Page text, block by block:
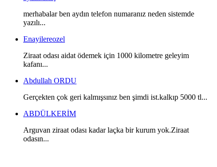
merhabalar ben aydın telefon numaranız neden sistemde
yazılı...
Enayilereozel
Ziraat odası aidat ödemek için 1000 kilometre geleyim
kafanı...
Abdullah ORDU
Gerçekten çok geri kalmışsınız ben şimdi ist.kalkıp 5000 tl...
ABDÜLKERİM
Arguvan ziraat odası kadar laçka bir kurum yok.Ziraat
odasın...